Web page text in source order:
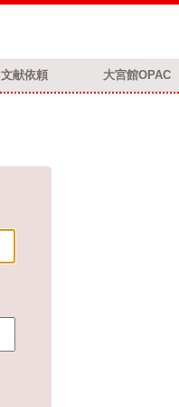
文献依頼 大宮館OPAC